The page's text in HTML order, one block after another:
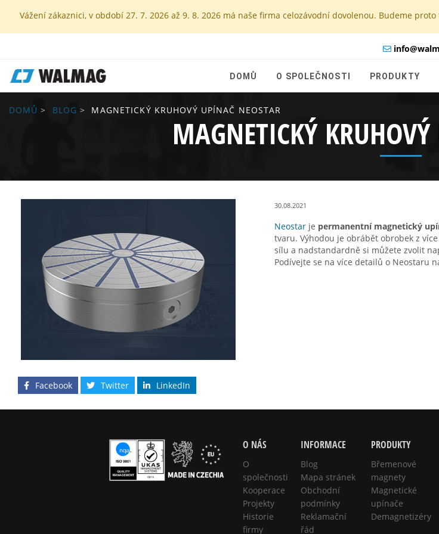
Vážení zákaznici, v období 27. 7. 2026 až 9. 8. 2026 má naše firma celozávodní dovolenou. Budeme
PRODUKTY
O SPOLEČNOSTI
DOMŮ
DOMŮ BLOG MAGNETICKÝ KRUHOVÝ UPÍNAČ NEOSTAR
MAGNETICKÝ
30.08.2021
Neostarje permanentní magnetický
tvaru. Výhodou je obrábět obrobek z
sílu a nadstandardně si můžete zvolit
Podívejte se na více detailů o Neostaru
Facebook Twitter LinkedIn
O NÁS
O
společnosti
Kooperace
Projekty
Historie
firmy
INFORMACE
Blog
Mapa stránek
Obchodní
podmínky
Reklamační
řád
PRODUKTY
Břemenové
magnety
Magnetické
upínače
Demagnetizéry